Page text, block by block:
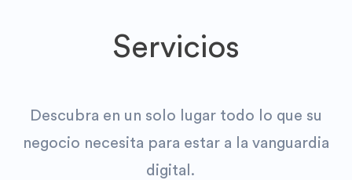
Servicios
Descubra en un solo lugar todo lo que su
negocio necesita para estar a la vanguardia
digital.